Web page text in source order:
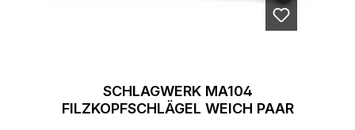
SCHLAGWERK MA104
FILZKOPFSCHLÄGEL WEICH PAAR